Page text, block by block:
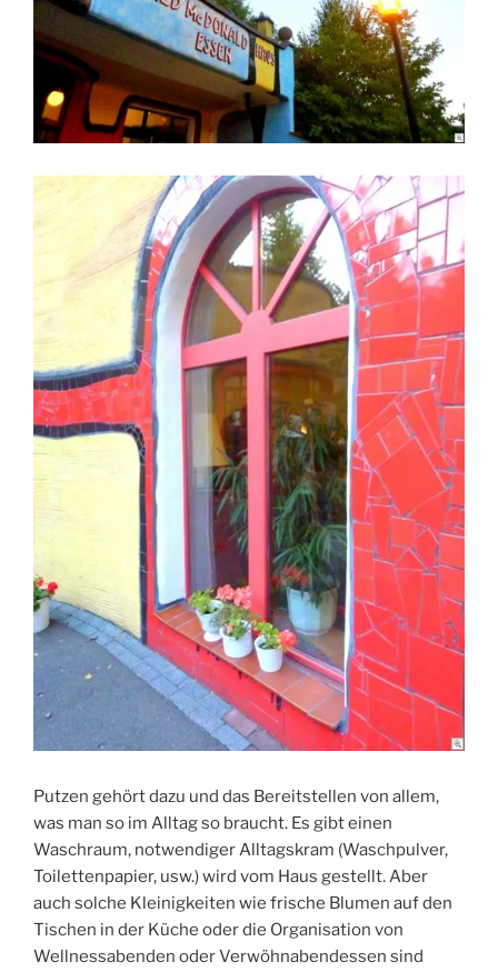
Putzen gehört dazu und das Bereitstellen von allem,
was man so im Alltag so braucht. Es gibt einen
Waschraum, notwendiger Alltagskram (Waschpulver,
Toilettenpapier, usw.) wird vom Haus gestellt. Aber
auch solche Kleinigkeiten wie frische Blumen auf den
Tischen in der Küche oder die Organisation von
Wellnessabenden oder Verwöhnabendessen sind